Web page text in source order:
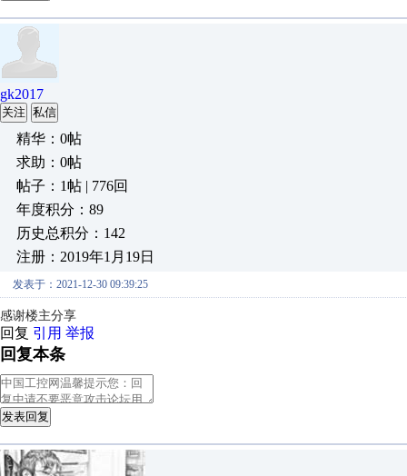
gk2017
关注 私信
精华：0帖
求助：0帖
帖子：1帖 | 776回
年度积分：89
历史总积分：142
注册：2019年1月19日
发表于：2021-12-30 09:39:25
感谢楼主分享
回复 引用 举报
回复本条
发表回复